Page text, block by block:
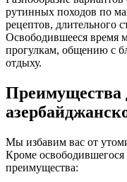
рутинных походов по
рецептов, длительного
Освободившееся время
прогулкам, общению с
отдыху.
Преимущества
Мы избавим вас от
Кроме
преимущества: